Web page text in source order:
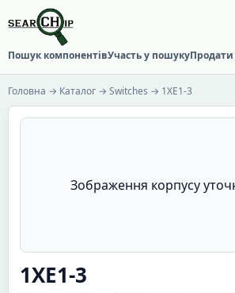
Пошук компонентівУчасть у пошукуПродати
Головна → Каталог → Switches → 1XE1-3
Зображення корпусу
1XE1-3